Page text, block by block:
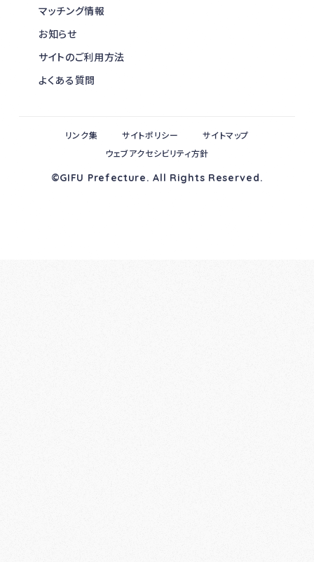
マッチング情報
お知らせ
サイトのご利用方法
よくある質問
©GIFU Prefecture. All Rights Reserved.
リンク集 サイトポリシー
サイトマップ
ウェブアクセシビリティ方針